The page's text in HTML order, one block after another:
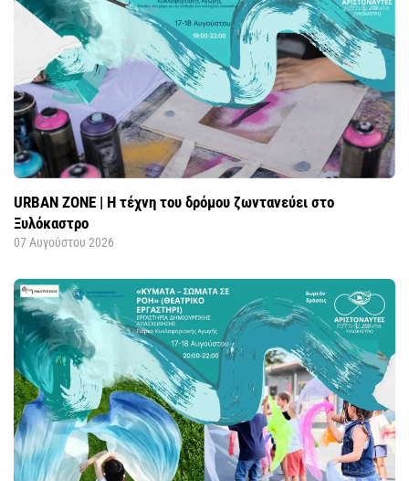
URBAN ZONE | Η τέχνη του δρόμου ζωντανεύει στο
Ξυλόκαστρο
07 Αυγούστου 2026